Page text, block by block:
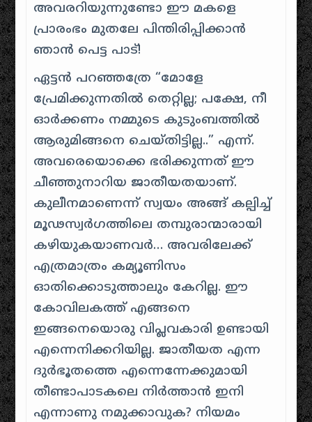
അവരറിയുന്നുണ്ടോ ഈ മകളെ
പ്രാരംഭം മുതലേ പിന്തിരിപ്പിക്കാന്‍
ഞാന്‍ പെട്ട പാട്!
ഏട്ടന്‍ പറഞ്ഞത്രേ “മോളേ
പ്രേമിക്കുന്നതില്‍ തെറ്റില്ല; പക്ഷേ, നീ
ഓര്‍ക്കണം നമ്മുടെ കുടുംബത്തില്‍
ആരുമിങ്ങനെ ചെയ്തിട്ടില്ല..” എന്ന്.
അവരെയൊക്കെ ഭരിക്കുന്നത് ഈ
ചീഞ്ഞുനാറിയ ജാതീയതയാണ്‌.
കുലീനമാണെന്ന് സ്വയം അങ്ങ് കല്പിച്ച്
മൂഢസ്വര്‍ഗത്തിലെ തമ്പുരാന്മാരായി
കഴിയുകയാണവര്‍… അവരിലേക്ക്
എത്രമാത്രം കമ്യൂണിസം
ഓതിക്കൊടുത്താലും കേറില്ല. ഈ
കോവിലകത്ത് എങ്ങനെ
ഇങ്ങനെയൊരു വിപ്ലവകാരി ഉണ്ടായി
എന്നെനിക്കറിയില്ല. ജാതീയത എന്ന
ദുര്‍ഭൂതത്തെ എന്നെന്നേക്കുമായി
തീണ്ടാപാടകലെ നിര്‍ത്താന്‍ ഇനി
എന്നാണു നമുക്കാവുക? നിയമം